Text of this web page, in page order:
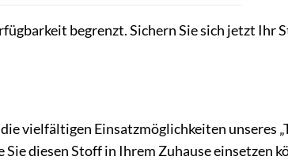
begrenzt. Sichern Sie sich jetzt Ihr
vielfältigen Einsatzmöglichkeiten unseres
diesen Stoff in Ihrem Zuhause einsetzen